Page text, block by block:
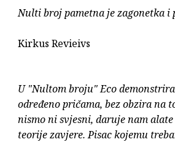
Nulti broj pametna je zagonetka i
Kirkus Revieivs
U "Nultom broju" Eco
određeno pričama, bez obzira na
nismo ni svjesni, daruje nam
teorije zavjere. Pisac kojemu